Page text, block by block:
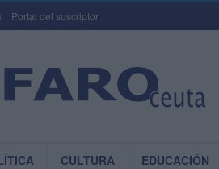
Portal del suscriptor
CULTURA EDUCACIÓN